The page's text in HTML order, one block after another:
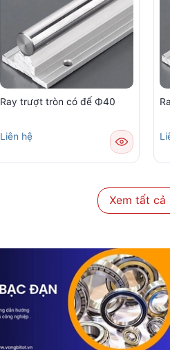
Ray trượt tròn có đế Φ40
Liên hệ
Xem tất cả